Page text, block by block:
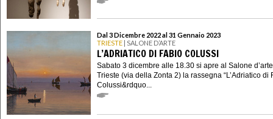
Dal 3 Dicembre 2022 al 31 Gennaio 2023
TRIESTE | SALONE D’ARTE
L’ADRIATICO DI FABIO COLUSSI
Sabato 3 dicembre alle 18.30 si apre al Salone
Trieste (via della Zonta 2) la rassegna “L’Adriatico di
Colussi&rdquo...